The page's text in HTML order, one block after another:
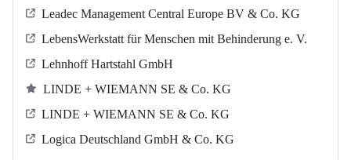
Leadec Management Central Europe BV & Co. KG
LebensWerkstatt für Menschen mit Behinderung e. V.
Lehnhoff Hartstahl GmbH
LINDE + WIEMANN SE & Co. KG
LINDE + WIEMANN SE & Co. KG
Logica Deutschland GmbH & Co. KG